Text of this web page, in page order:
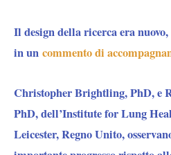
Il design della ricerca era
in un commento di
Christopher Brightling, PhD, e
PhD, dell’Institute for Lung
Leicester, Regno Unito,